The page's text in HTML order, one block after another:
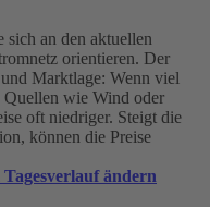
sich an den aktuellen
orientieren. Der
Marktlage: Wenn viel
Quellen wie Wind oder
oft niedriger. Steigt die
können die Preise
Tagesverlauf ändern